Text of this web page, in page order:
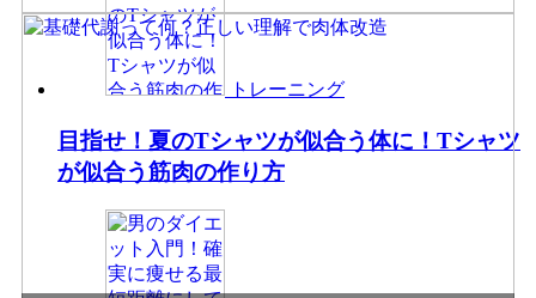
トレーニング
目指せ！夏のTシャツが似合う体に！Tシャツ
が似合う筋肉の作り方